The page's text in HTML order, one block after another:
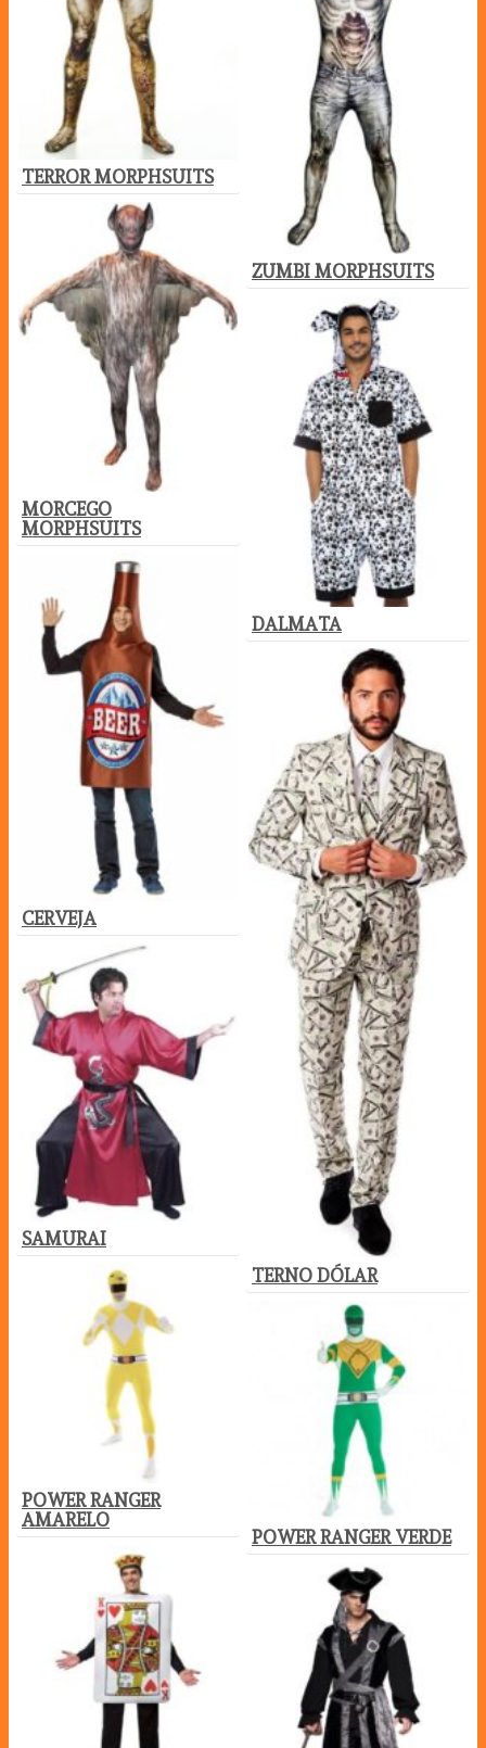
TERROR MORPHSUITS
ZUMBI MORPHSUITS
MORCEGO
MORPHSUITS
DALMATA
CERVEJA
TERNO DÓLAR
SAMURAI
POWER RANGER
AMARELO
POWER RANGER VERDE